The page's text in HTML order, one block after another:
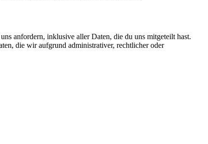
anfordern, inklusive aller Daten, die du uns mitgeteilt hast.
die wir aufgrund administrativer, rechtlicher oder